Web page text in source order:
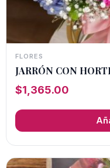
FLORES
JARRÓN CON
$1,365.00